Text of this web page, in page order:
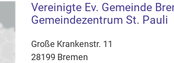
Vereinigte Ev. Gemeinde
Gemeindezentrum St. Pauli
Große Krankenstr. 11
28199 Bremen